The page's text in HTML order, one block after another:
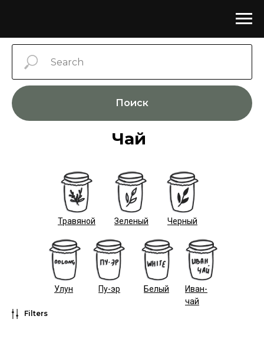
Поиск
Чай
Травяной Зеленый Черный
Улун
Иван-
чай
Белый
Пу-эр
Filters